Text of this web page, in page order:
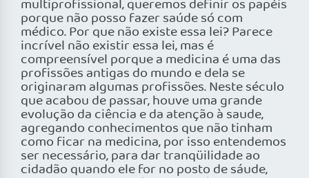
multiprofissional, queremos definir os papéis
porque não posso fazer saúde só com
médico. Por que não existe essa lei? Parece
incrível não existir essa lei, mas é
compreensível porque a medicina é uma das
profissões antigas do mundo e dela se
originaram algumas profissões. Neste século
que acabou de passar, houve uma grande
evolução da ciência e da atenção à saude,
agregando conhecimentos que não tinham
como ficar na medicina, por isso entendemos
ser necessário, para dar tranqüilidade ao
cidadão quando ele for no posto de sáude,